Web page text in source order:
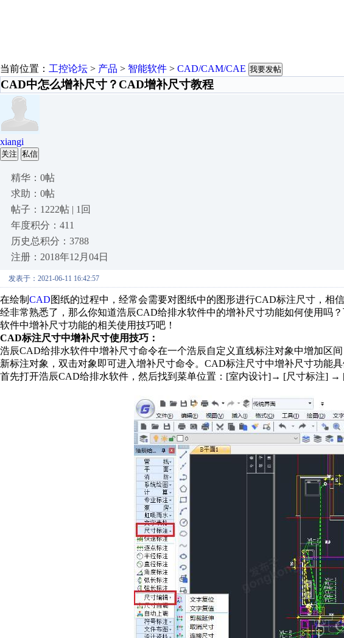
当前位置： 工控论坛 > 产品 > 智能软件 > CAD/CAM/CAE 我要发帖
CAD中怎么增补尺寸？CAD增补尺寸教程
xiangi
关注 私信
精华：0帖
求助：0帖
帖子：1222帖 | 1回
年度积分：411
历史总积分：3788
注册：2018年12月04日
发表于：2021-06-11 16:42:57
在绘制 CAD图纸的过程中，经常会需要对图纸中的图形进行CAD标注尺寸，相
经非常熟悉了，那么你知道浩辰CAD给排水软件中的增补尺寸功能如何使用吗
软件中增补尺寸功能的相关使用技巧吧！
CAD标注尺寸中增补尺寸使用技巧：
浩辰CAD给排水软件中增补尺寸命令在一个浩辰自定义直线标注对象中增加区
新标注对象，双击对象即可进入增补尺寸命令。CAD标注尺寸中增补尺寸功能具
首先打开浩辰CAD给排水软件，然后找到菜单位置：[室内设计]→ [尺寸标注] →